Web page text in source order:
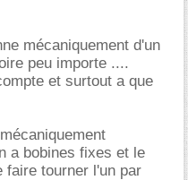
mécaniquement d'un
peu importe ....
et surtout a que
a bobines fixes et le
tourner l'un par